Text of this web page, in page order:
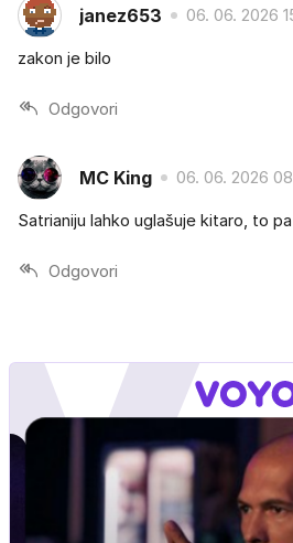
janez653 06. 06. 2026
zakon je bilo
Odgovori
MC King 06. 06. 2026
Satrianiju lahko uglašuje kitaro, to
Odgovori